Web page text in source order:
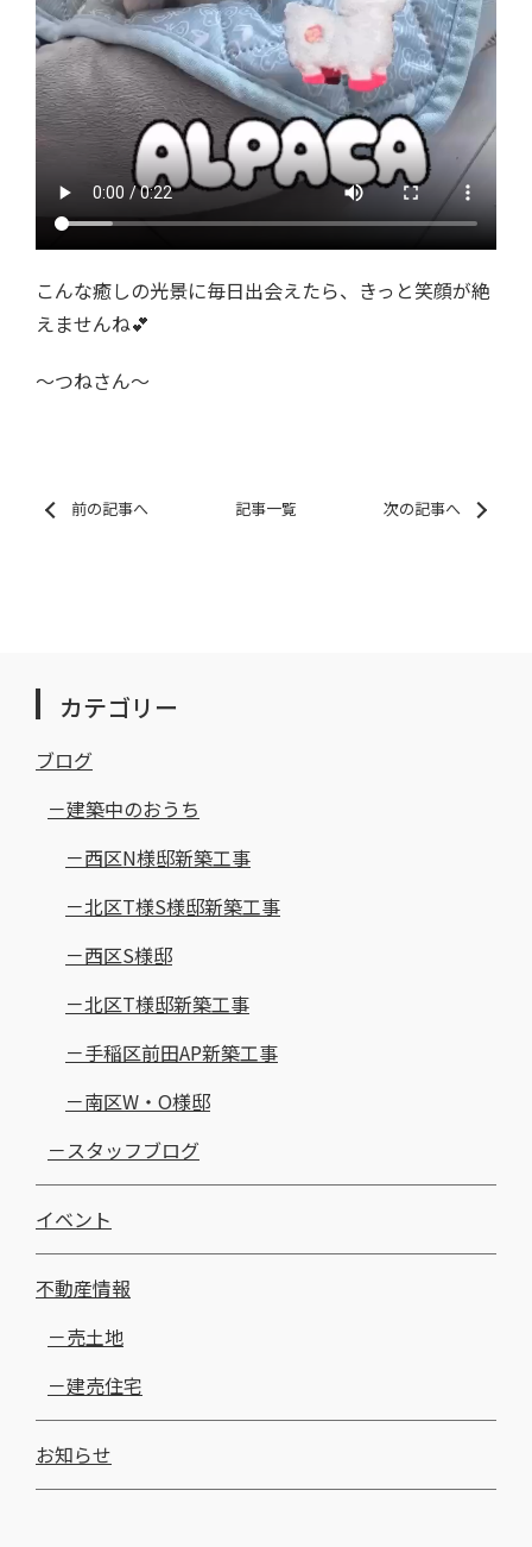
こんな癒しの光景に毎日出会えたら、きっと笑顔が絶
えませんね💕
〜つねさん〜
前の記事へ 記事一覧 次の記事へ
カテゴリー
ブログ
建築中のおうち
西区N様邸新築工事
北区T様S様邸新築工事
西区S様邸
北区T様邸新築工事
手稲区前田AP新築工事
南区W・O様邸
スタッフブログ
イベント
不動産情報
売土地
建売住宅
お知らせ